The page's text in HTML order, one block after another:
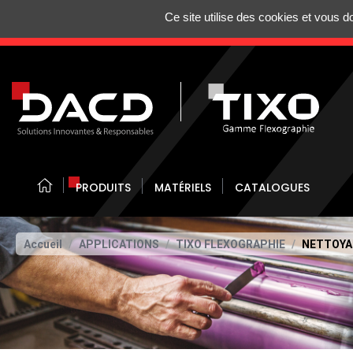
N'HÉSITEZ
PRODUITS MATÉRIELS CATALOGUES
Accueil APPLICATIONS TIXO FLEXOGRAPHIE
Ce site utilise des cookies et vous